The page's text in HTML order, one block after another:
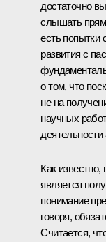
достаточно
слышать
есть попытки
развития с
о том, что
не на
научных
деятельности
Как
является
понимание
говоря,
Считается,